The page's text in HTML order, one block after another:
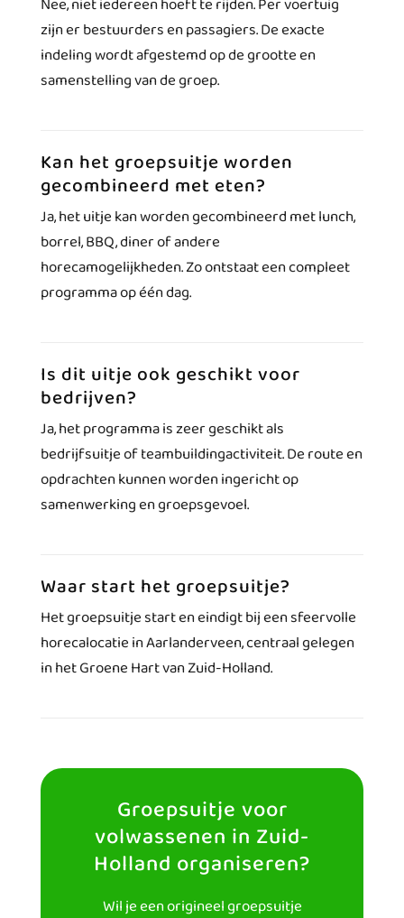
zijn er bestuurders en passagiers. De exacte
indeling wordt afgestemd op de grootte en
samenstelling van de groep.
Kan het groepsuitje worden
gecombineerd met eten?
Ja, het uitje kan worden gecombineerd met lunch,
borrel, BBQ, diner of andere
horecamogelijkheden. Zo ontstaat een compleet
programma op één dag.
Is dit uitje ook geschikt voor
bedrijven?
Ja, het programma is zeer geschikt als
bedrijfsuitje of teambuildingactiviteit. De route en
opdrachten kunnen worden ingericht op
samenwerking en groepsgevoel.
Waar start het groepsuitje?
Het groepsuitje start en eindigt bij een sfeervolle
horecalocatie in Aarlanderveen, centraal gelegen
in het Groene Hart van Zuid-Holland.
Groepsuitje voor
volwassenen in Zuid-
Holland organiseren?
Wil je een origineel groepsuitje